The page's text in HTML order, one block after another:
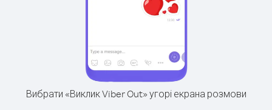
Вибрати «Виклик Viber Out» угорі екрана розмови